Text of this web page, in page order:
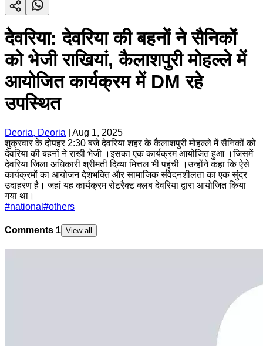
देेेवरिया: देवरिया की बहनों ने सैनिकों
को भेजी राखियां, कैलाशपुरी मोहल्ले में
आयोजित कार्यक्रम में DM रहे
उपस्थित
Deoria, Deoria
Aug 1, 2025
शुक्रवार के दोपहर 2:30 बजे देवरिया शहर के कैलाशपुरी मोहल्ले में सैनिकों को
देवरिया की बहनों ने राखी भेजी ।इसका एक कार्यक्रम आयोजित हुआ ।जिसमें
देवरिया जिला अधिकारी श्रीमती दिव्या मित्तल भी पहुंची ।उन्होंने कहा कि ऐसे
कार्यक्रमों का आयोजन देशभक्ति और सामाजिक संवेदनशीलता का एक सुंदर
उदाहरण है। जहां यह कार्यक्रम रोटरैक्ट क्लब देवरिया द्वारा आयोजित किया
गया था।
#national #others
Comments 1 View all